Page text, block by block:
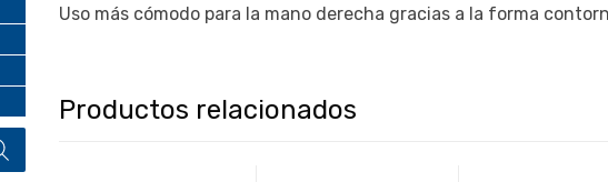
Uso más cómodo para la mano derecha gracias a la forma
Productos relacionados